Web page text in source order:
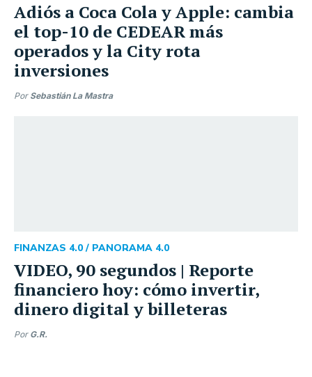
Adiós a Coca Cola y Apple: cambia
el top-10 de CEDEAR más
operados y la City rota
inversiones
Por Sebastián La Mastra
VIDEO, 90 segundos | Reporte
financiero hoy: cómo invertir,
dinero digital y billeteras
FINANZAS 4.0 / PANORAMA 4.0
Por G.R.